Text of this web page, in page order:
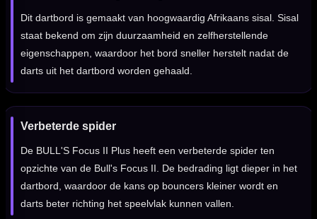
Dit dartbord is gemaakt van hoogwaardig Afrikaans sisal. Sisal
staat bekend om zijn duurzaamheid en zelfherstellende
eigenschappen, waardoor het bord sneller herstelt nadat de
darts uit het dartbord worden gehaald.
Verbeterde spider
De BULL'S Focus II Plus heeft een verbeterde spider ten
opzichte van de Bull's Focus II. De bedrading ligt dieper in het
dartbord, waardoor de kans op bouncers kleiner wordt en
darts beter richting het speelvlak kunnen vallen.